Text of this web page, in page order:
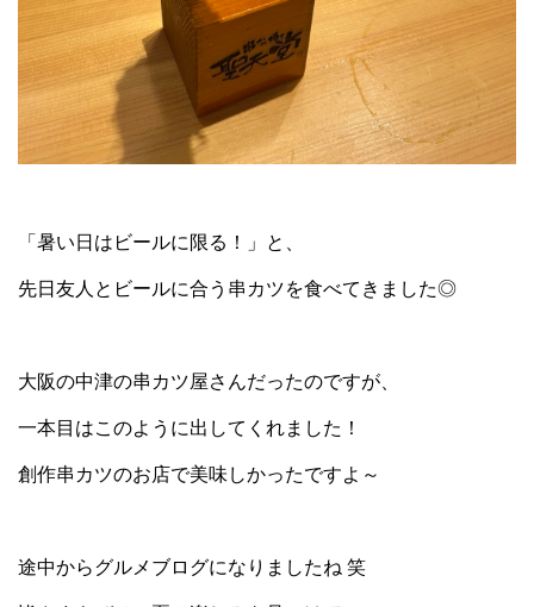
「暑い日はビールに限る！」と、
先日友人とビールに合う串カツを食べてきました◎
大阪の中津の串カツ屋さんだったのですが、
一本目はこのように出してくれました！
創作串カツのお店で美味しかったですよ～
途中からグルメブログになりましたね 笑